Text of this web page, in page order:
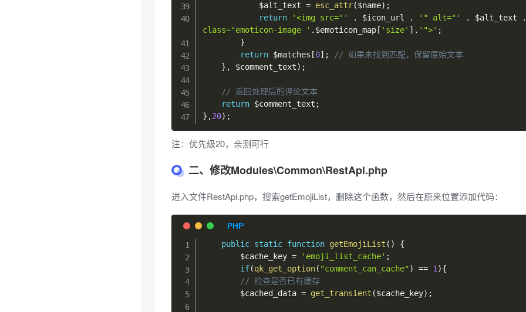
$alt_text = esc_attr($name) ;
return
'<img src="' . $icon_url . '" alt="' . $alt_text .
class="emoticon-image ' . $emoticon_map [ 'size' ] . '">' ;
}
return $matches [0] ;
// 如果未找到匹配，保留原始文本
} , $comment_text) ;
// 返回处理后的评论文本
return $comment_text ;
} ,20) ;
注：优先级20，亲测可行
二、修改Modules\Common\RestApi.php
进入文件RestApi.php，搜索getEmojiList，删除这个函数，然后在原来位置添加代码：
public static function getEmojiList ( )
{
$cache_key = 'emoji_list_cache' ;
if(qk_get_option( "comment_can_cache") == 1){
// 检查是否已有缓存
$cached_data = get_transient ($cache_key) ;